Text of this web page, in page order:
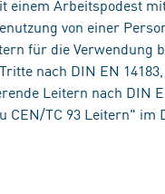
Arbeitspodest
von einer
für die Verwendung
nach DIN EN
Leitern nach DIN
TC 93 Leitern" im